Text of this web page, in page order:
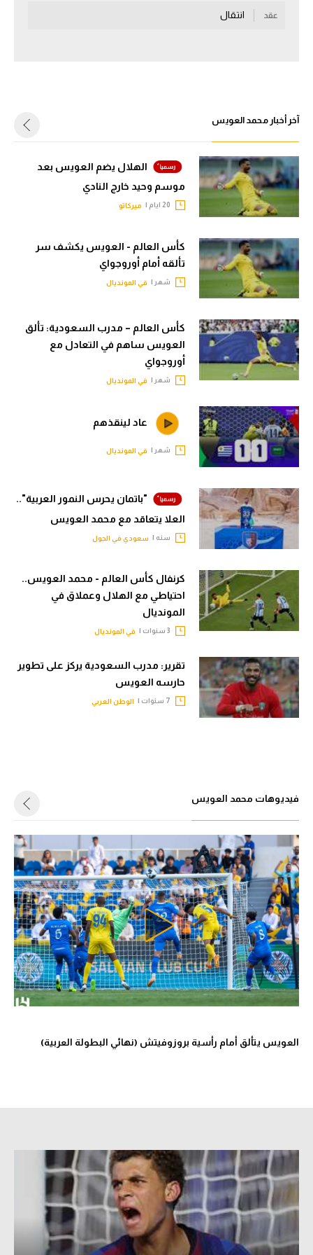
سعودي في الجول
رياضات أخرى
أمم إفريقيا
كرة السلة الأمريكية
كرة سلة
كرة يد
كرة طائرة
الوطن العربي
في المونديال
رياضة نسائية
آسيا
أمريكا
ركن الألعاب
أقسام خاصة
Gamers
تحقيق في الجول
تقرير في الجول
حكايات في الجول
كويز في الجول
عقد انتقال
آخر أخبار محمد العويس
الهلال يضم العويس بعد
موسم وحيد خارج النادي
ميركاتو
كأس العالم - العويس يكشف سر
تألقه أمام أوروجواي
شهر | في المونديال
كأس العالم – مدرب السعودية: تألق
العويس ساهم في التعادل مع
أوروجواي
شهر | في المونديال
عاد لينقذهم
شهر | في المونديال
"باتمان يحرس النمور العربية"..
العلا يتعاقد مع محمد العويس
سنه | سعودي في الجول
كرنفال كأس العالم - محمد العويس..
احتياطي مع الهلال وعملاق في
المونديال
في المونديال
تقرير: مدرب السعودية يركز على تطوير
حارسه العويس
الوطن العربي
فيديوهات محمد العويس
العويس يتألق أمام رأسية بروزوفيتش (نهائي البطولة العربية)